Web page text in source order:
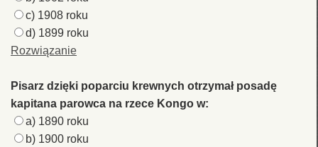
c) 1908 roku
d) 1899 roku
Rozwiązanie
Pisarz dzięki poparciu krewnych otrzymał posadę
kapitana parowca na rzece Kongo w:
a) 1890 roku
b) 1900 roku